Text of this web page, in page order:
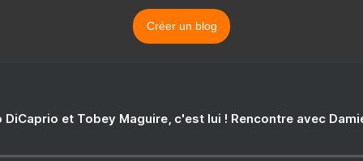
Créer un blog
DiCaprio et Tobey Maguire, c'est lui ! Rencontre avec